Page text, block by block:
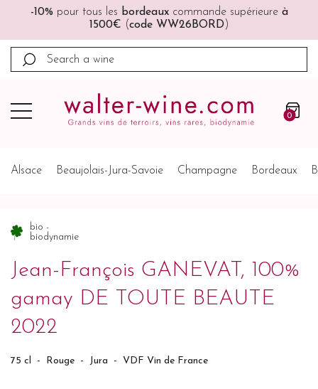
🚚🚚Port offert à partir de 200€ (France, Allemagne,
Belgique, Pays-Bas)
0
Alsace Beaujolais-Jura-Savoie Champagne Bordeaux
bio -
biodynamie
Jean-François GANEVAT, 100%
gamay DE TOUTE BEAUTE
2022
75 cl - Rouge - Jura - VDF Vin de France